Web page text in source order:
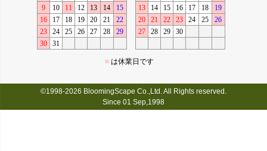
©1998-2026 BloomingScape Co.,Ltd. All Rights reserved.
Since 01 Sep,1998